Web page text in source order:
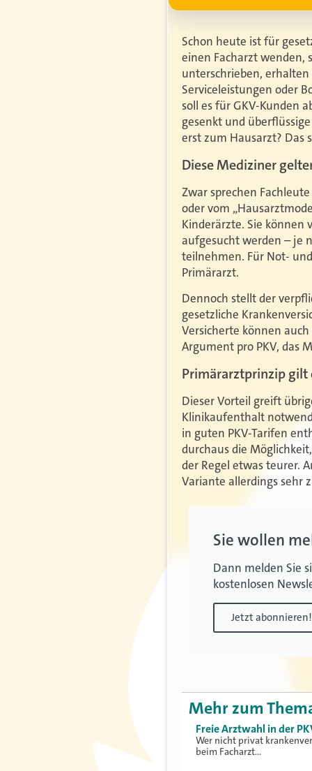
Schon heute ist für
einen Facharzt wenden,
unterschrieben,
Serviceleistungen oder
soll es für GKV-Kunden
gesenkt und
erst zum Hausarzt? Das
Diese Mediziner
Zwar sprechen
oder vom
Kinderärzte. Sie können
aufgesucht werden – je
teilnehmen. Für Not-
Primärarzt.
Dennoch stellt der
gesetzliche
Versicherte können
Argument pro PKV, das
Primärarztprinzip gilt
Dieser Vorteil greift
Klinikaufenthalt
in guten PKV-Tarifen
durchaus die
der Regel etwas teurer.
Variante allerdings sehr
Sie wollen
Dann melden Sie
kostenlosen
Jetzt abonnieren!
Mehr zum
Freie Arztwahl in der
Wer nicht privat
beim Facharzt…